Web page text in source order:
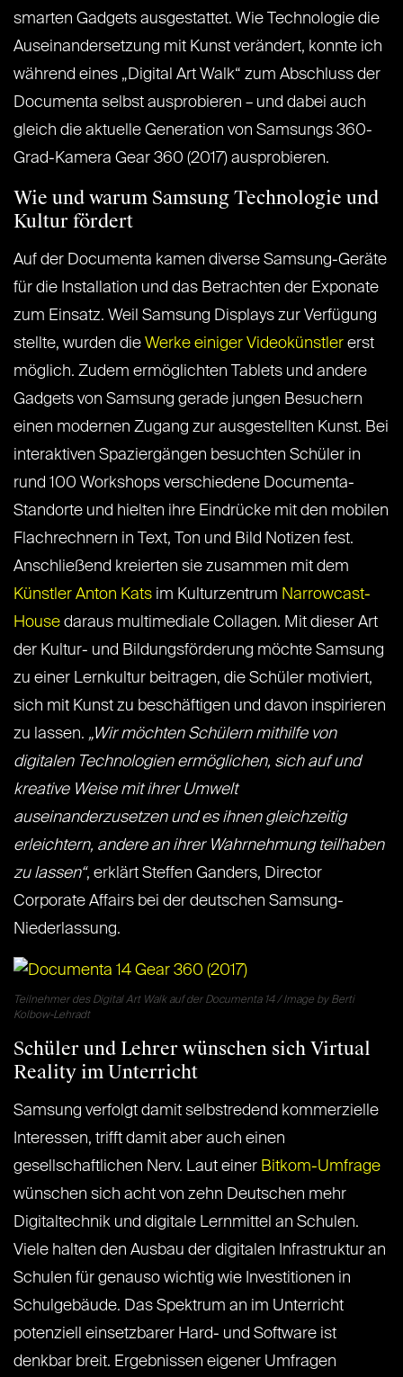
smarten Gadgets ausgestattet. Wie Technologie die
Auseinandersetzung mit Kunst verändert, konnte ich
während eines „Digital Art Walk“ zum Abschluss der
Documenta selbst ausprobieren – und dabei auch
gleich die aktuelle Generation von Samsungs 360-
Grad-Kamera Gear 360 (2017) ausprobieren.
Wie und warum Samsung Technologie und
Kultur fördert
Auf der Documenta kamen diverse Samsung-Geräte
für die Installation und das Betrachten der Exponate
zum Einsatz. Weil Samsung Displays zur Verfügung
stellte, wurden die Werke einiger Videokünstler erst
möglich. Zudem ermöglichten Tablets und andere
Gadgets von Samsung gerade jungen Besuchern
einen modernen Zugang zur ausgestellten Kunst. Bei
interaktiven Spaziergängen besuchten Schüler in
rund 100 Workshops verschiedene Documenta-
Standorte und hielten ihre Eindrücke mit den mobilen
Flachrechnern in Text, Ton und Bild Notizen fest.
Anschließend kreierten sie zusammen mit dem
Künstler Anton Kats im Kulturzentrum Narrowcast-
House daraus multimediale Collagen. Mit dieser Art
der Kultur- und Bildungsförderung möchte Samsung
zu einer Lernkultur beitragen, die Schüler motiviert,
sich mit Kunst zu beschäftigen und davon inspirieren
zu lassen. „Wir möchten Schülern mithilfe von
digitalen Technologien ermöglichen, sich auf und
kreative Weise mit ihrer Umwelt
auseinanderzusetzen und es ihnen gleichzeitig
erleichtern, andere an ihrer Wahrnehmung teilhaben
zu lassen“, erklärt Steffen Ganders, Director
Corporate Affairs bei der deutschen Samsung-
Niederlassung.
Teilnehmer des Digital Art Walk auf der Documenta 14 / Image by Berti
Kolbow-Lehradt
Schüler und Lehrer wünschen sich Virtual
Reality im Unterricht
Samsung verfolgt damit selbstredend kommerzielle
Interessen, trifft damit aber auch einen
gesellschaftlichen Nerv. Laut einer Bitkom-Umfrage
wünschen sich acht von zehn Deutschen mehr
Digitaltechnik und digitale Lernmittel an Schulen.
Viele halten den Ausbau der digitalen Infrastruktur an
Schulen für genauso wichtig wie Investitionen in
Schulgebäude. Das Spektrum an im Unterricht
potenziell einsetzbarer Hard- und Software ist
denkbar breit. Ergebnissen eigener Umfragen